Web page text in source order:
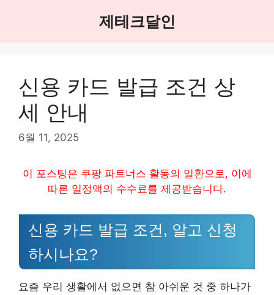
제테크달인
신용 카드 발급 조건 상
세 안내
6월 11, 2025
이 포스팅은 쿠팡 파트너스 활동의 일환으로, 이에
따른 일정액의 수수료를 제공받습니다.
신용 카드 발급 조건, 알고 신청
하시나요?
요즘 우리 생활에서 없으면 참 아쉬운 것 중 하나가